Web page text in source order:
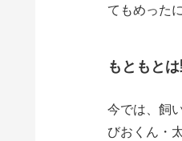
てもめった
もともと
今では、飼
びおくん・